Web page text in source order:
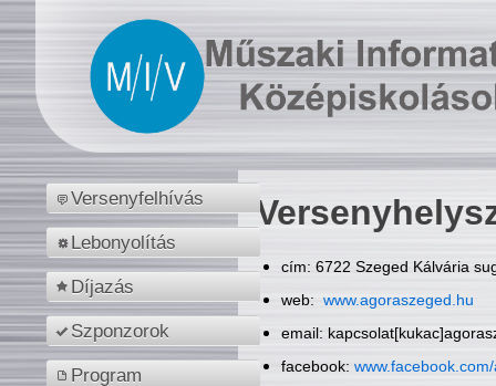
Versenyfelhívás
Lebonyolítás
Díjazás
Szponzorok
Program
cím: 6722 Szeged Kálvária
web: www.agoraszeged.hu
email:
facebook: